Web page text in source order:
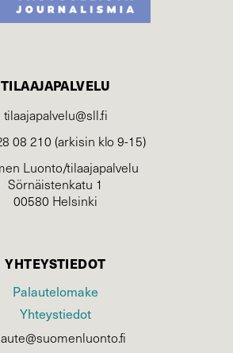
TILAAJAPALVELU
tilaajapalvelu@sll.fi
08 210 (arkisin klo 9-15)
Luonto/tilaajapalvelu
Sörnäistenkatu 1
00580 Helsinki
YHTEYSTIEDOT
Palautelomake
Yhteystiedot